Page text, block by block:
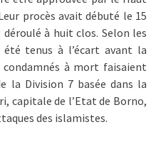
procès avait débuté le 15
à huit clos. Selon les
tenus à l’écart avant la
à mort faisaient
la Division 7 basée dans la
capitale de l’Etat de Borno,
des islamistes.